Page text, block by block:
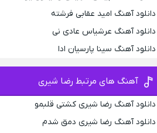
دانلود آهنگ امید عقابی فرشته
دانلود آهنگ عرشیاس عادی نی
دانلود آهنگ سینا پارسیان ادا
آهنگ های مرتبط رضا شیری
دانلود آهنگ رضا شیری کشتی قلبمو
دانلود آهنگ رضا شیری دمق شدم